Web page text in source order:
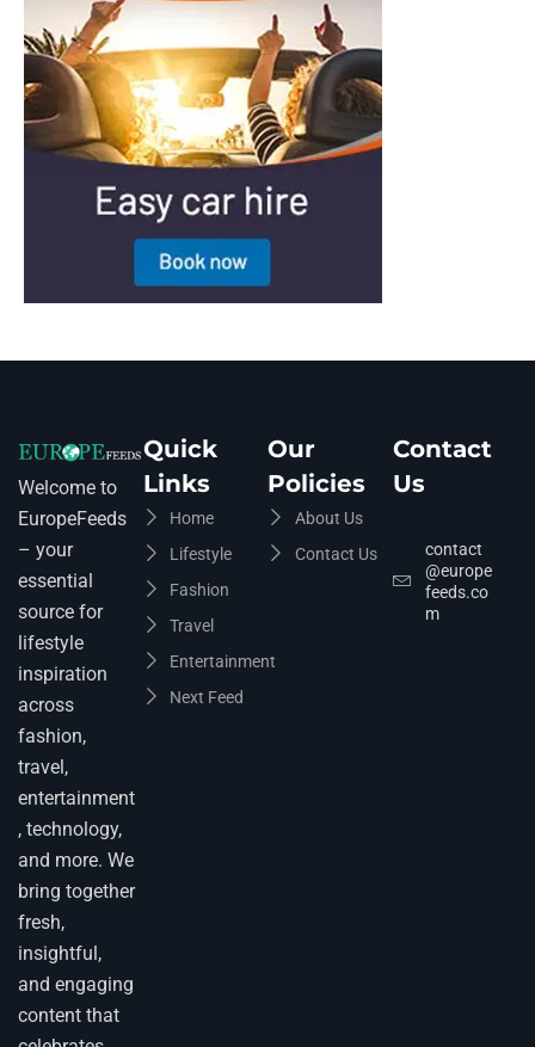
Welcome to
EuropeFeeds
– your
essential
source for
lifestyle
inspiration
across
fashion,
travel,
entertainment
, technology,
and more. We
bring together
fresh,
insightful,
and engaging
content that
Quick
Links
Home
Lifestyle
Fashion
Travel
Entertainment
Next Feed
Our
Policies
About Us
Contact Us
Contact
Us
contact
@europe
feeds.co
m